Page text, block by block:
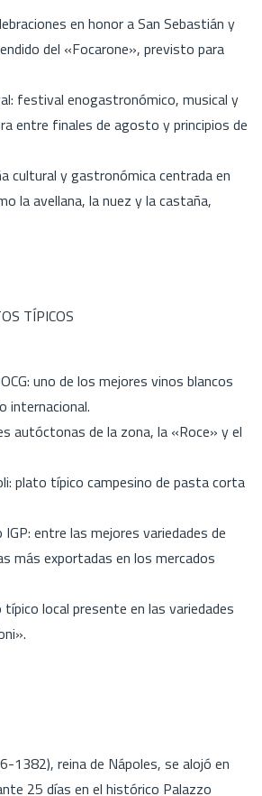
en honor a San Sebastián y
del «Focarone», previsto para
festival enogastronómico, musical y
entre finales de agosto y principios de
cultural y gastronómica centrada en
la avellana, la nuez y la castaña,
TÍPICOS
uno de los mejores vinos blancos
internacional.
autóctonas de la zona, la «Roce» y el
plato típico campesino de pasta corta
entre las mejores variedades de
más exportadas en los mercados
local presente en las variedades
1382), reina de Nápoles, se alojó en
25 días en el histórico Palazzo